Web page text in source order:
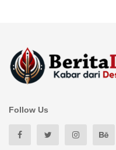
Follow Us